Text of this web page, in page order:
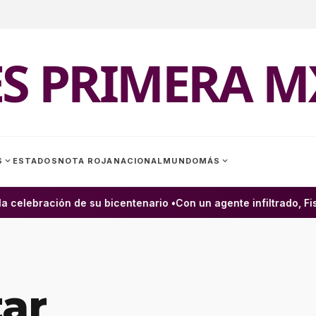
PRIMERA
expand_more ESTADOS NOTA ROJA NACIONAL MUNDOMÁS expand_more
de su bicentenario •Con un agente infiltrado,